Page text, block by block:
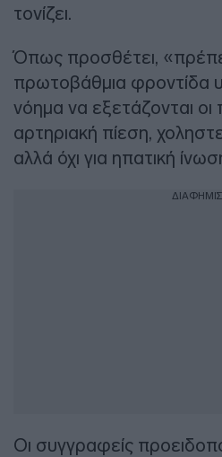
τονίζει.
Όπως προσθέτει,
πρωτοβάθμια φροντίδα
νόημα να εξετάζονται οι
αρτηριακή πίεση,
αλλά όχι για ηπατική
Οι συγγραφείς